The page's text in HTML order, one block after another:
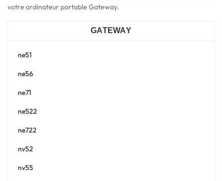
votre ordinateur portable Gateway.
GATEWAY
ne51
ne56
ne71
ne522
ne722
nv52
nv55